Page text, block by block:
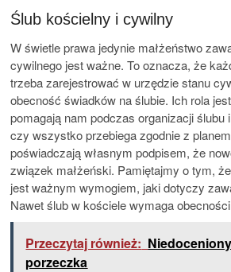
Ślub kościelny i cywilny
W świetle prawa jedynie małżeństwo
cywilnego jest ważne. To oznacza, że
trzeba zarejestrować w urzędzie stanu
obecność świadków na ślubie. Ich rola
pomagają nam podczas organizacji ślubu
czy wszystko przebiega zgodnie z
poświadczają własnym podpisem, że
związek małżeński. Pamiętajmy o tym,
jest ważnym wymogiem, jaki dotyczy
Nawet ślub w kościele wymaga
Przeczytaj również:
porzeczka